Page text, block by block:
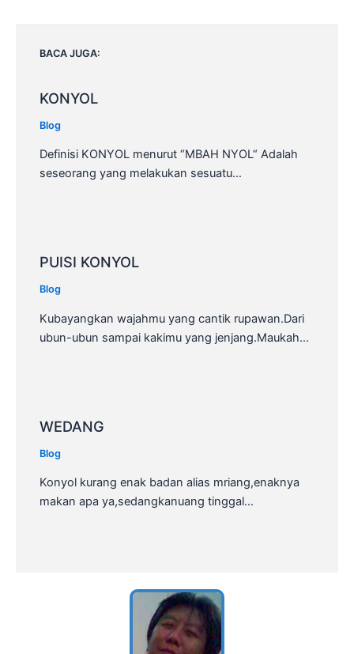
BACA JUGA:
KONYOL
Blog
Definisi KONYOL menurut “MBAH NYOL“ Adalah
seseorang yang melakukan sesuatu…
PUISI KONYOL
Blog
Kubayangkan wajahmu yang cantik rupawan.Dari
ubun-ubun sampai kakimu yang jenjang.Maukah…
WEDANG
Blog
Konyol kurang enak badan alias mriang,enaknya
makan apa ya,sedangkanuang tinggal…